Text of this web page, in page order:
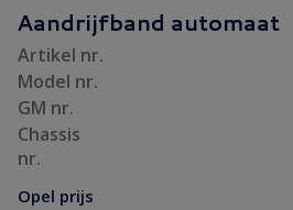
Aandrijfband automaat
Artikel nr.
Model nr.
GM nr.
Chassis
nr.
Opel prijs